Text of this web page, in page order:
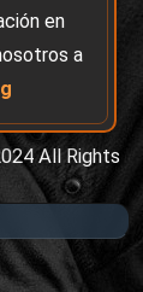
en
a
All Rights